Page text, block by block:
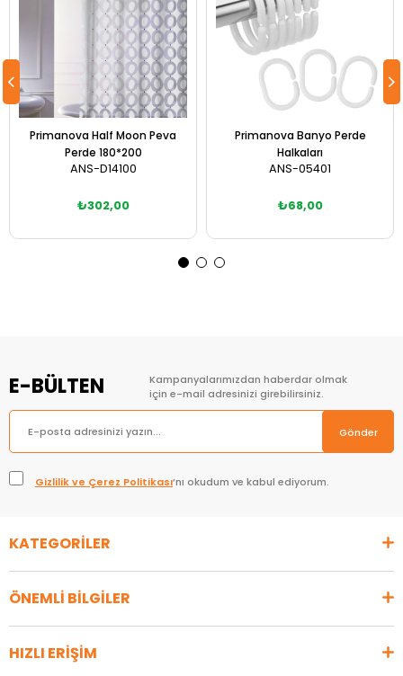
Primanova Half Moon Peva
Perde 180*200
ANS-D14100
₺302,00
Primanova Banyo Perde
Halkaları
ANS-05401
₺68,00
E-BÜLTEN
Kampanyalarımızdan haberdar olmak
için e-mail adresinizi girebilirsiniz.
Gönder
Gizlilik ve Çerez Politikası’nı okudum ve kabul ediyorum.
KATEGORİLER
ÖNEMLİ BİLGİLER
HIZLI ERİŞİM